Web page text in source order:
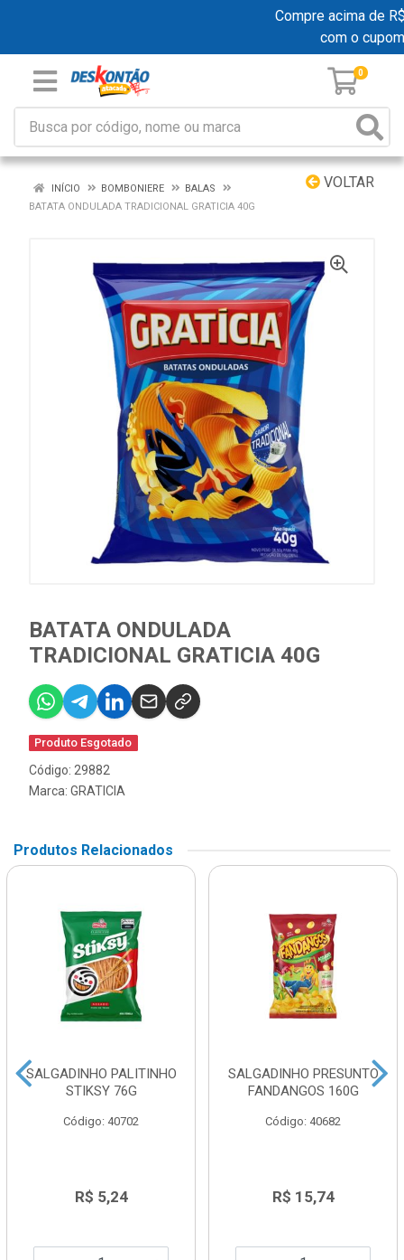
Compre acima de
com o cupom
0
VOLTAR
INÍCIO BOMBONIERE
BALAS
BATATA ONDULADA TRADICIONAL GRATICIA 40G
BATATA ONDULADA
TRADICIONAL GRATICIA 40G
Produto Esgotado
Código: 29882
Marca: GRATICIA
Produtos Relacionados
SALGADINHO PALITINHO
STIKSY 76G
Código: 40702
R$ 5,24
SALGADINHO PRESUNTO
FANDANGOS 160G
Código: 40682
R$ 15,74